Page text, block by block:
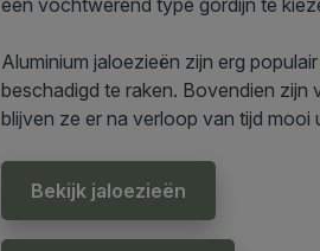
een vochtwerend type gordijn te
Aluminium jaloezieën zijn erg
beschadigd te raken. Bovendien
blijven ze er na verloop van tijd mooi
Bekijk jaloezieën